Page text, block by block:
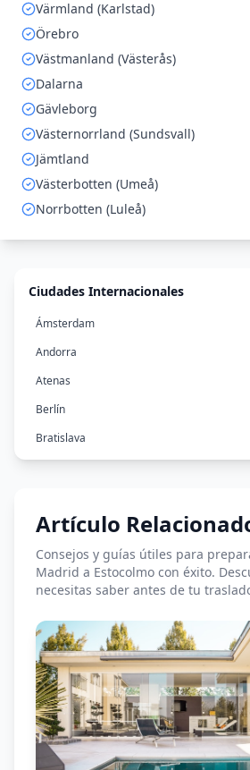
Värmland (Karlstad)
Örebro
Västmanland (Västerås)
Dalarna
Gävleborg
Västernorrland (Sundsvall)
Jämtland
Västerbotten (Umeå)
Norrbotten (Luleå)
Ciudades Internacionales
Ámsterdam
Andorra
Atenas
Berlín
Bratislava
Budapest
Copenhague
Dublín
Helsinki
Lisboa
Londres
Luxemburgo
Malta
Artículo
Consejos y guías útiles para
Madrid a Estocolmo con éxito.
necesitas saber antes de tu